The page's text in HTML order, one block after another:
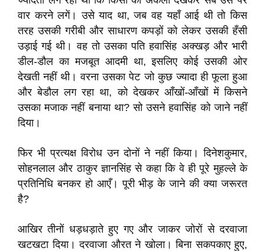
वार करने लगें। उसे याद था, जब वह यहाँ आई थी तो किस
तरह उसकी गरीबी और साधारण कपड़ों को लेकर उसकी हँसी
उड़ाई गई थी। वह तो उसका पति हवासिंह अक्खड़ और भारी
डील-डौल का मजबूत आदमी था, इसलिए कोई उसकी ओर
देखती नहीं थी। वरना उसका पेट जो कुछ ज्यादा ही फूला हुआ
और बेडौल लग रहा था, को देखकर आँखों-आँखों में किसने
उसका मजाक नहीं बनाया था? सो उसने हवासिंह को जाने नहीं
दिया।
फिर भी प्रत्यक्ष विरोध उन दोनों ने नहीं किया। दिनेशकुमार,
सोहनलाल और ठाकुर ज्ञानसिंह से कहा कि वे ही पूरे मुहल्ले के
प्रतिनिधि बनकर हो आएँ। पूरी भीड़ के जाने की क्या जरूरत
है?
आखिर तीनों धड़धड़ाते हुए गए और जाकर जोरों से दरवाजा
खटखटा दिया। दरवाजा औरत ने खोला। बिना सकपकाए हुए,